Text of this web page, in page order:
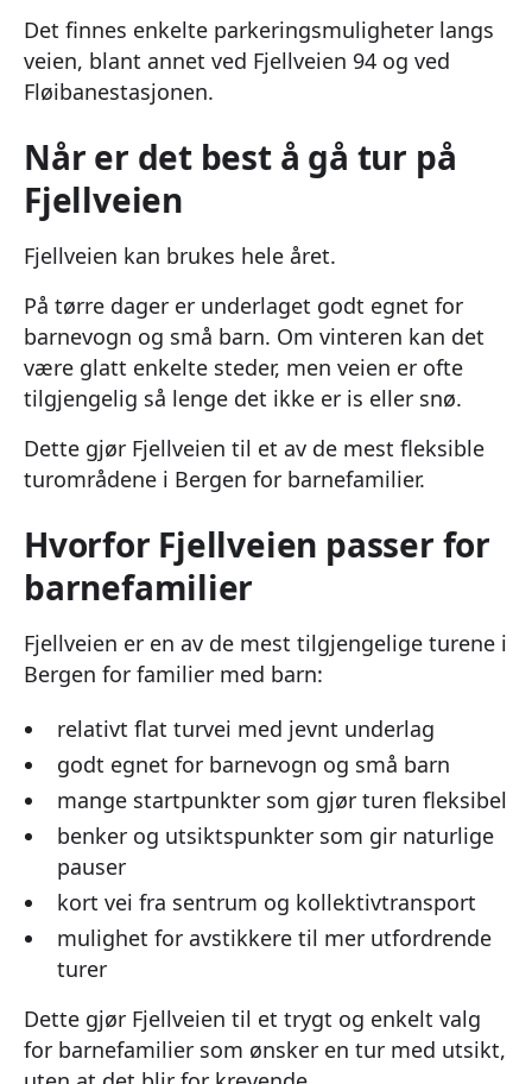
Det finnes enkelte parkeringsmuligheter langs
veien, blant annet ved Fjellveien 94 og ved
Fløibanestasjonen.
Når er det best å gå tur på
Fjellveien
Fjellveien kan brukes hele året.
På tørre dager er underlaget godt egnet for
barnevogn og små barn. Om vinteren kan det
være glatt enkelte steder, men veien er ofte
tilgjengelig så lenge det ikke er is eller snø.
Dette gjør Fjellveien til et av de mest fleksible
turområdene i Bergen for barnefamilier.
Hvorfor Fjellveien passer for
barnefamilier
Fjellveien er en av de mest tilgjengelige turene i
Bergen for familier med barn:
relativt flat turvei med jevnt underlag
godt egnet for barnevogn og små barn
mange startpunkter som gjør turen fleksibel
benker og utsiktspunkter som gir naturlige
pauser
kort vei fra sentrum og kollektivtransport
mulighet for avstikkere til mer utfordrende
turer
Dette gjør Fjellveien til et trygt og enkelt valg
for barnefamilier som ønsker en tur med utsikt,